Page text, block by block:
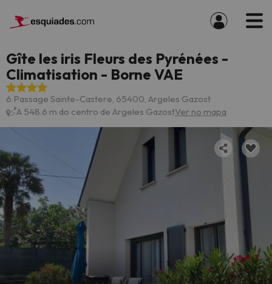
Gîte les iris Fleurs des Pyrénées -
Climatisation - Borne VAE
6 Passage Sainte-Castere, 65400, Argeles Gazost
A 548.6 m do centro de Argeles GazostVer no mapa